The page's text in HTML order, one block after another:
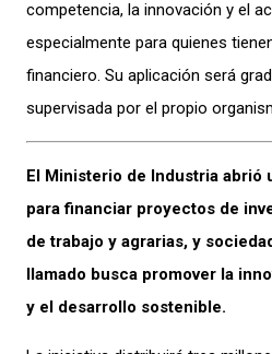
competencia, la innovación y el
especialmente para quienes
financiero. Su aplicación será
supervisada por el propio
El Ministerio de Industria abrió
para financiar proyectos de
de trabajo y agrarias, y
llamado busca promover la
y el desarrollo sostenible.